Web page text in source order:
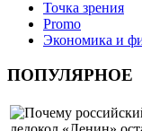
Точка зрения
Promo
Экономика и
ПОПУЛЯРНОЕ